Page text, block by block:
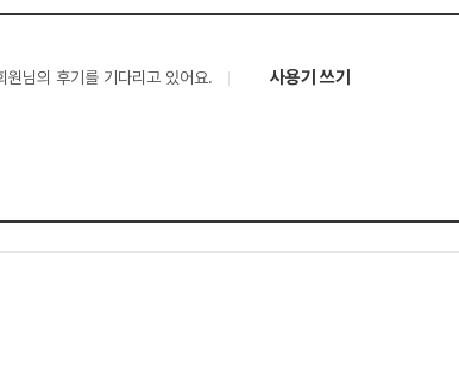
원님의 후기를 기다리고 있어요. 사용기 쓰기